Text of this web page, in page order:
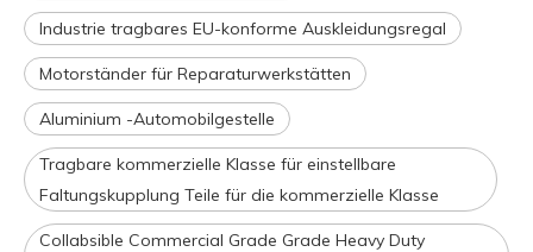
Industrie tragbares EU-konforme Auskleidungsregal
Motorständer für Reparaturwerkstätten
Aluminium -Automobilgestelle
Tragbare kommerzielle Klasse für einstellbare
Faltungskupplung Teile für die kommerzielle Klasse
Collabsible Commercial Grade Grade Heavy Duty